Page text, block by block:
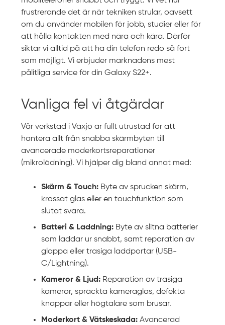
frustrerande det är när tekniken strular, oavsett
om du använder mobilen för jobb, studier eller för
att hålla kontakten med nära och kära. Därför
siktar vi alltid på att ha din telefon redo så fort
som möjligt. Vi erbjuder marknadens mest
pålitliga service för din Galaxy S22+.
Vanliga fel vi åtgärdar
Vår verkstad i Växjö är fullt utrustad för att
hantera allt från snabba skärmbyten till
avancerade moderkortsreparationer
(mikrolödning). Vi hjälper dig bland annat med:
Skärm & Touch: Byte av sprucken skärm,
krossat glas eller en touchfunktion som
slutat svara.
Batteri & Laddning: Byte av slitna batterier
som laddar ur snabbt, samt reparation av
glappa eller trasiga laddportar (USB-
C/Lightning).
Kameror & Ljud: Reparation av trasiga
kameror, spräckta kameraglas, defekta
knappar eller högtalare som brusar.
Moderkort & Vätskeskada: Avancerad